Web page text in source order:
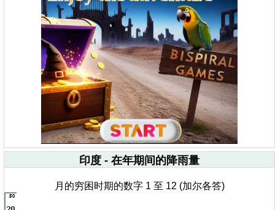
印度 - 在年期间的降雨量
月的穷困时期的数字 1 至 12 (加尔各答)